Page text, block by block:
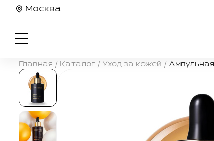
Москва
Главная / Каталог / Уход за кожей /